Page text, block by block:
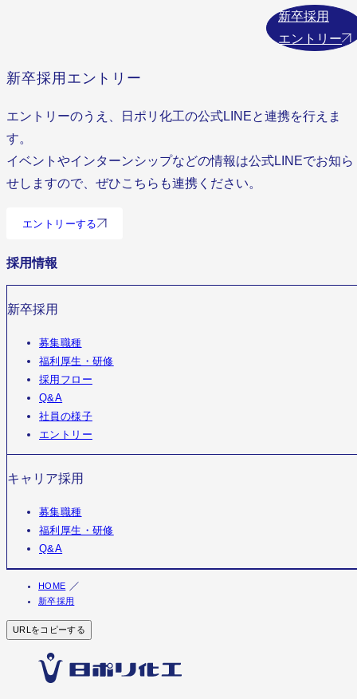
新卒採用
エントリー
新卒採用エントリー
エントリーのうえ、日ポリ化工の公式LINEと連携を行えま
す。
イベントやインターンシップなどの情報は公式LINEでお知ら
せしますので、ぜひこちらも連携ください。
エントリーする
採用情報
新卒採用
募集職種
福利厚生・研修
採用フロー
Q&A
社員の様子
エントリー
キャリア採用
募集職種
福利厚生・研修
Q&A
HOME
新卒採用
URLをコピーする